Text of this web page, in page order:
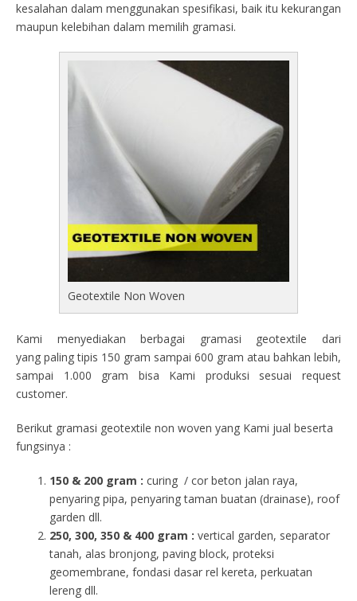
kesalahan dalam menggunakan spesifikasi, baik itu kekurangan
maupun kelebihan dalam memilih gramasi.
Geotextile Non Woven
Kami menyediakan berbagai gramasi geotextile dari
yang paling tipis 150 gram sampai 600 gram atau bahkan lebih,
sampai 1.000 gram bisa Kami produksi sesuai request
customer.
Berikut gramasi geotextile non woven yang Kami jual beserta
fungsinya :
150 & 200 gram : curing / cor beton jalan raya,
penyaring pipa, penyaring taman buatan (drainase), roof
garden dll.
250, 300, 350 & 400 gram : vertical garden, separator
tanah, alas bronjong, paving block, proteksi
geomembrane, fondasi dasar rel kereta, perkuatan
lereng dll.